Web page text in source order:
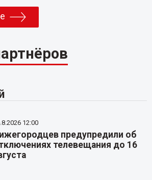
12:00
предупредили об
телевещания до 16